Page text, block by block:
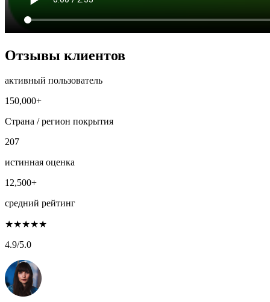
Отзывы клиентов
активный пользователь
150,000+
Страна / регион покрытия
207
истинная оценка
12,500+
средний рейтинг
★★★★★
4.9/5.0